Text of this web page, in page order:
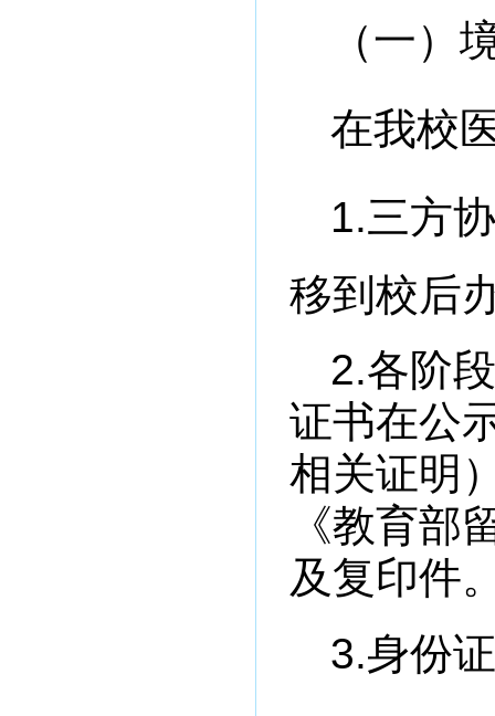
（一）
在我校
1.三方
移到校后
2.各阶
证书在公
相关证明
《教育部
及复印件
3.身份